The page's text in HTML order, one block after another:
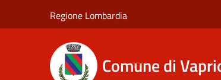
Regione Lombardia
Comune di